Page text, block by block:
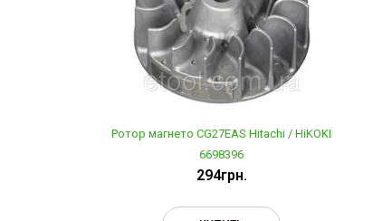
Ротор магнето CG27EAS Hitachi / HiKOKI
6698396
294грн.